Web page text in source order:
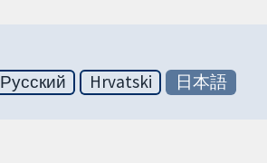
Русский Hrvatski 日本語